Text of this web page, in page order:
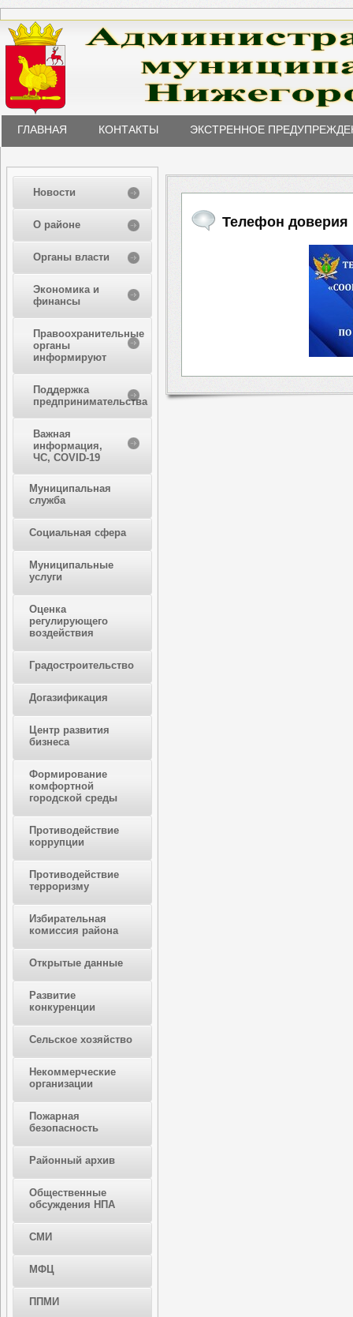
ГЛАВНАЯ КОНТАКТЫ ЭКСТРЕННОЕ
Новости
О районе
Органы власти
Экономика и
финансы
Правоохранительные
органы
информируют
Поддержка
предпринимательства
Важная
информация,
ЧС, COVID-19
Муниципальная
служба
Социальная сфера
Муниципальные
услуги
Оценка
регулирующего
воздействия
Градостроительство
Догазификация
Центр развития
бизнеса
Формирование
комфортной
городской среды
Противодействие
коррупции
Противодействие
терроризму
Избирательная
комиссия района
Открытые данные
Развитие
конкуренции
Сельское хозяйство
Некоммерческие
организации
Пожарная
безопасность
Районный архив
Общественные
обсуждения НПА
СМИ
МФЦ
ППМИ
Телефон